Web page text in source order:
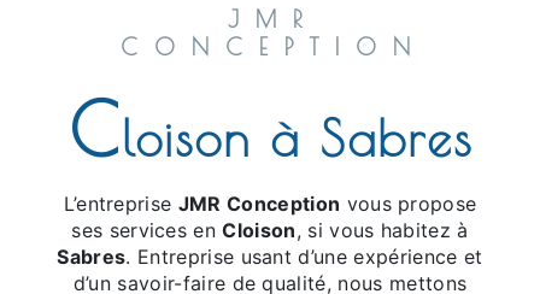
JMR
CONCEPTION
Cloison à Sabres
L’entreprise JMR Conception vous propose
ses services enCloison, si vous habitez à
Sabres. Entreprise usant d’une expérience et
d’un savoir-faire de qualité, nous mettons